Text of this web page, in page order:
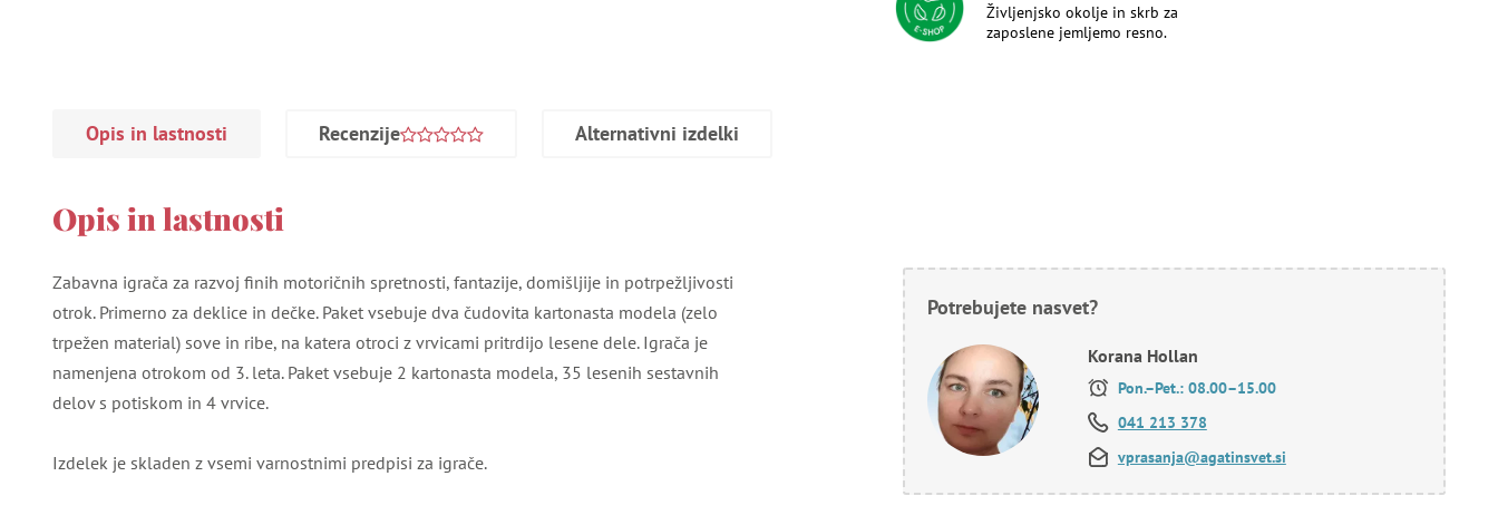
Življenjsko okolje in skrb za
zaposlene jemljemo resno.
Opis in lastnosti Recenzije Alternativni izdelki
Opis in lastnosti
Zabavna igrača za razvoj finih motoričnih spretnosti, fantazije, domišljije in potrpežljivosti
otrok. Primerno za deklice in dečke. Paket vsebuje dva čudovita kartonasta modela (zelo
trpežen material) sove in ribe, na katera otroci z vrvicami pritrdijo lesene dele. Igrača je
namenjena otrokom od 3. leta. Paket vsebuje 2 kartonasta modela, 35 lesenih sestavnih
delov s potiskom in 4 vrvice.
Izdelek je skladen z vsemi varnostnimi predpisi za igrače.
Potrebujete nasvet?
Korana Hollan
Pon.–Pet.: 08.00–15.00
041 213 378
vprasanja@agatinsvet.si